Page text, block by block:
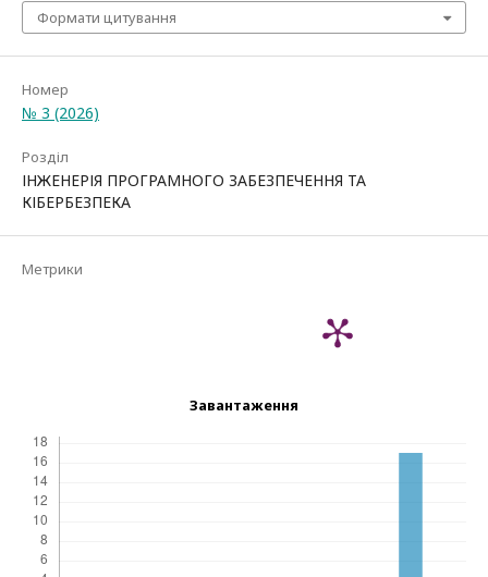
Формати цитування
Номер
№ 3 (2026)
Розділ
ІНЖЕНЕРІЯ ПРОГРАМНОГО ЗАБЕЗПЕЧЕННЯ ТА
КІБЕРБЕЗПЕКА
Метрики
Завантаження